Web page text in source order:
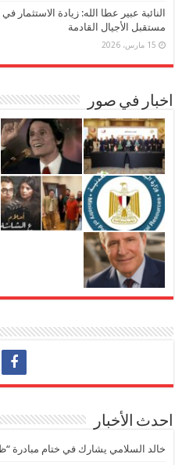
النائبة عبير عطا الله: زيادة
مستقبل الأجيال القادمة
15 مارس، 2026
اخبار في صور
احدث الأخبار
خالد السلامي يشارك في ختام مبادرة